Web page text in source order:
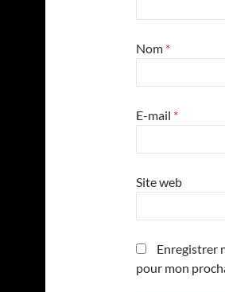
Nom *
E-mail *
Site web
Enregistrer
pour mon